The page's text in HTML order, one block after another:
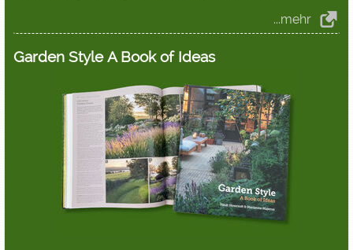
...mehr
Garden Style A Book of Ideas